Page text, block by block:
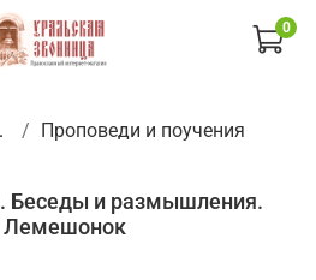
0
Проповеди и поучения
Беседы и размышления.
Лемешонок